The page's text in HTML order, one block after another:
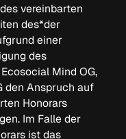
vereinbarten
des*der
einer
des
Mind OG,
den Anspruch auf
Honorars
Im Falle der
ist das